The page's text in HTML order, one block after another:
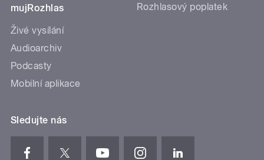
mujRozhlas
Živé vysílání
Audioarchiv
Podcasty
Mobilní aplikace
Rozhlasový poplatek
Sledujte nás